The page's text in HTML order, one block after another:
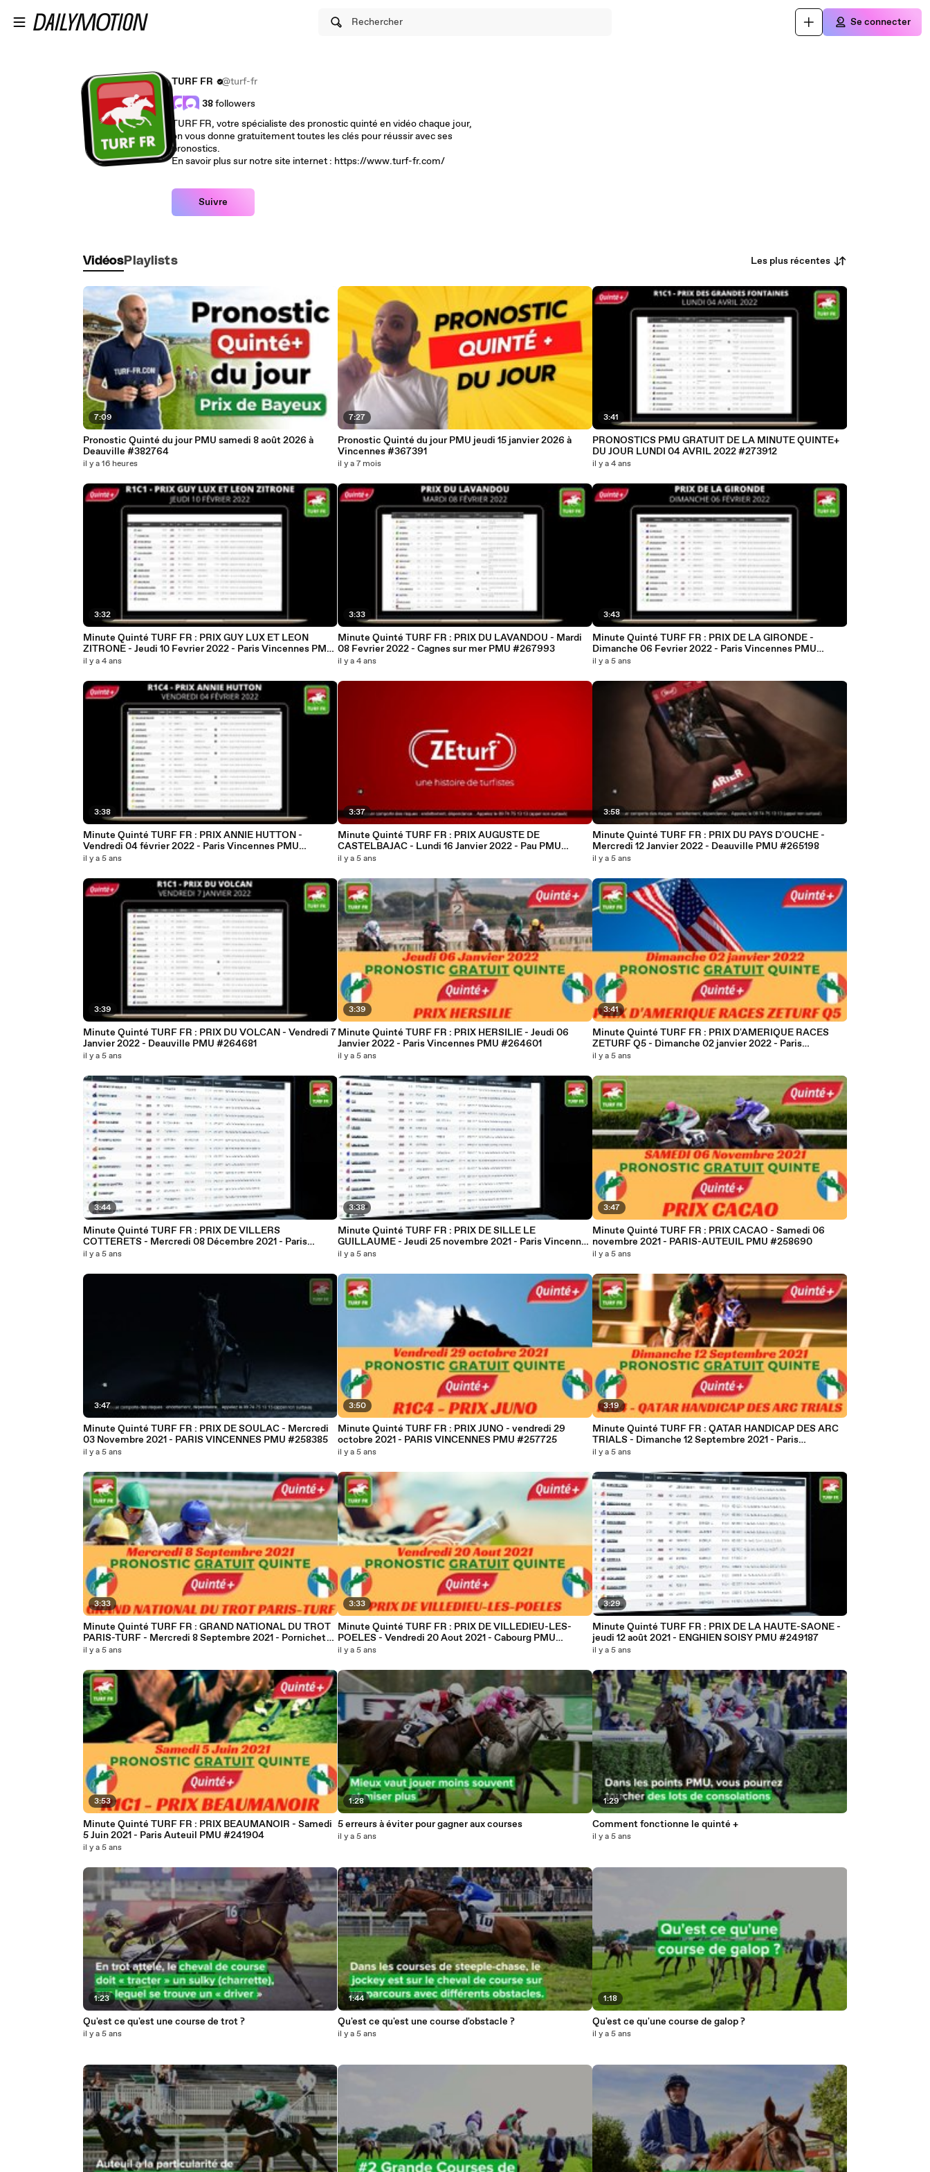
Rechercher Se connecter
TURF FR
@turf-fr
38followers
TURF FR, votre spécialiste des pronostic quinté en vidéo chaque jour,
on vous donne gratuitement toutes les clés pour réussir avec ses
pronostics.
En savoir plus sur notre site internet : https://www.turf-fr.com/
Suivre
Vidéos Playlists Les plus récentes
7:09
Pronostic Quinté du jour PMU samedi 8 août 2026 à
Deauville #382764
il y a 16 heures
3:32
Minute Quinté TURF FR : PRIX GUY LUX ET LEON
ZITRONE - Jeudi 10 Fevrier 2022 - Paris Vincennes PMU
#268241
il y a 4 ans
3:38
Minute Quinté TURF FR : PRIX ANNIE HUTTON -
Vendredi 04 février 2022 - Paris Vincennes PMU
#267577
il y a 5 ans
3:39
Minute Quinté TURF FR : PRIX DU VOLCAN - Vendredi 7
Janvier 2022 - Deauville PMU #264681
il y a 5 ans
3:44
Minute Quinté TURF FR : PRIX DE VILLERS
COTTERETS - Mercredi 08 Décembre 2021 - Paris
il y a 5 ans
3:47
Minute Quinté TURF FR : PRIX DE SOULAC - Mercredi
03 Novembre 2021 - PARIS VINCENNES PMU #258385
il y a 5 ans
3:33
Minute Quinté TURF FR : GRAND NATIONAL DU TROT
PARIS-TURF - Mercredi 8 Septembre 2021 - Pornichet
il y a 5 ans
3:53
Minute Quinté TURF FR : PRIX BEAUMANOIR - Samedi
5 Juin 2021 - Paris Auteuil PMU #241904
il y a 5 ans
1:23
Qu'est ce qu'est une course de trot ?
il y a 5 ans
7:27
Pronostic Quinté du jour PMU jeudi 15 janvier 2026 à
Vincennes #367391
il y a 7 mois
3:33
Minute Quinté TURF FR : PRIX DU LAVANDOU - Mardi
08 Fevrier 2022 - Cagnes sur mer PMU #267993
il y a 4 ans
3:37
Minute Quinté TURF FR : PRIX AUGUSTE DE
CASTELBAJAC - Lundi 16 Janvier 2022 - Pau PMU
#265647
il y a 5 ans
3:39
Minute Quinté TURF FR : PRIX HERSILIE - Jeudi 06
Janvier 2022 - Paris Vincennes PMU #264601
il y a 5 ans
3:38
Minute Quinté TURF FR : PRIX DE SILLE LE
GUILLAUME - Jeudi 25 novembre 2021 - Paris Vincennes
PMU #260657
il y a 5 ans
3:50
Minute Quinté TURF FR : PRIX JUNO - vendredi 29
octobre 2021 - PARIS VINCENNES PMU #257725
il y a 5 ans
3:33
Minute Quinté TURF FR : PRIX DE VILLEDIEU-LES-
POELES - Vendredi 20 Aout 2021 - Cabourg PMU
#250074
il y a 5 ans
1:28
5 erreurs à éviter pour gagner aux courses
il y a 5 ans
1:44
Qu'est ce qu'est une course d'obstacle ?
il y a 5 ans
3:41
PRONOSTICS PMU GRATUIT DE LA MINUTE QUINTE+
DU JOUR LUNDI 04 AVRIL 2022 #273912
il y a 4 ans
3:43
Minute Quinté TURF FR : PRIX DE LA GIRONDE -
Dimanche 06 Fevrier 2022 - Paris Vincennes PMU
#267811
il y a 5 ans
3:58
Minute Quinté TURF FR : PRIX DU PAYS D'OUCHE -
Mercredi 12 Janvier 2022 - Deauville PMU #265198
il y a 5 ans
3:41
Minute Quinté TURF FR : PRIX D'AMERIQUE RACES
ZETURF Q5 - Dimanche 02 janvier 2022 - Paris
il y a 5 ans
3:47
Minute Quinté TURF FR : PRIX CACAO - Samedi 06
novembre 2021 - PARIS-AUTEUIL PMU #258690
il y a 5 ans
3:19
Minute Quinté TURF FR : QATAR HANDICAP DES ARC
TRIALS - Dimanche 12 Septembre 2021 - Paris
il y a 5 ans
3:29
Minute Quinté TURF FR : PRIX DE LA HAUTE-SAONE -
jeudi 12 août 2021 - ENGHIEN SOISY PMU #249187
il y a 5 ans
1:29
Comment fonctionne le quinté +
il y a 5 ans
1:18
Qu'est ce qu'une course de galop ?
il y a 5 ans